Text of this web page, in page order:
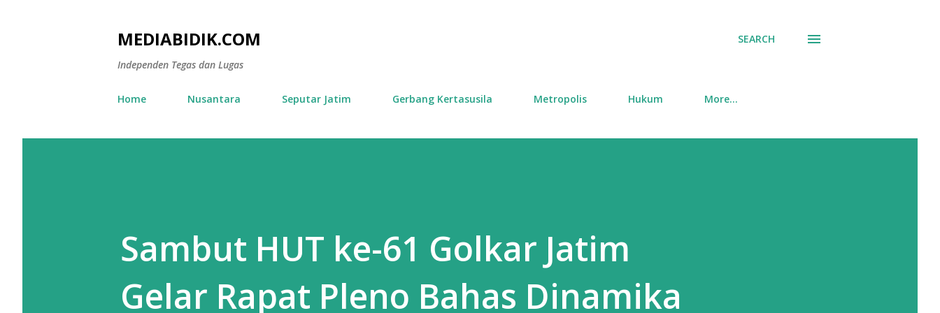
MEDIABIDIK.COM
Independen Tegas dan Lugas
SEARCH
Home Nusantara Seputar Jatim Gerbang Kertasusila Metropolis Hukum More…
Sambut HUT ke-61 Golkar Jatim
Gelar Rapat Pleno Bahas Dinamika